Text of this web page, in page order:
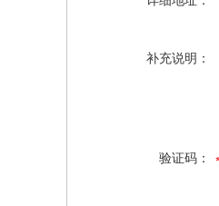
补充说明：
验证码：